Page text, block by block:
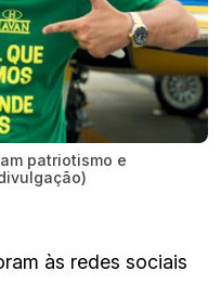
patriotismo e
às redes sociais